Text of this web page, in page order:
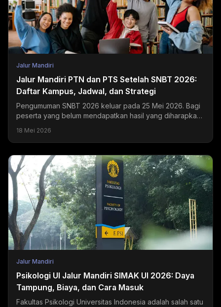
Jalur Mandiri
Jalur Mandiri PTN dan PTS Setelah SNBT 2026:
Daftar Kampus, Jadwal, dan Strategi
Pengumuman SNBT 2026 keluar pada 25 Mei 2026. Bagi
peserta yang belum mendapatkan hasil yang diharapkan,
18 Mei 2026
Jalur Mandiri
Psikologi UI Jalur Mandiri SIMAK UI 2026: Daya
Tampung, Biaya, dan Cara Masuk
Fakultas Psikologi Universitas Indonesia adalah salah satu